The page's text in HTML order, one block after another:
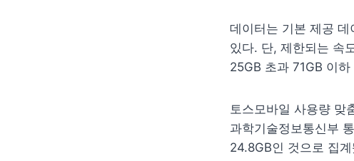
데이터는 기본 제공
있다. 단, 제한되는 속
25GB 초과 71GB 이
토스모바일 사용량 맞
과학기술정보통신부
24.8GB인 것으로 집